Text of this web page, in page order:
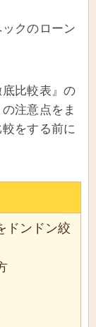
クのローン
比較表』の
注意点をま
をする前に
ドンドン絞